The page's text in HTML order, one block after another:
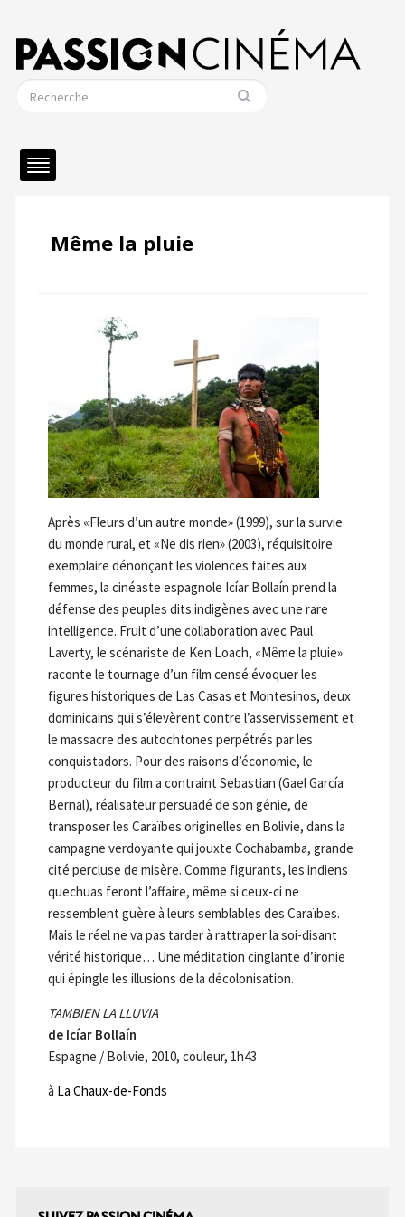
Même la pluie
Après «Fleurs d’un autre monde» (1999), sur la survie
du monde rural, et «Ne dis rien» (2003), réquisitoire
exemplaire dénonçant les violences faites aux
femmes, la cinéaste espagnole Icíar Bollaín prend la
défense des peuples dits indigènes avec une rare
intelligence. Fruit d’une collaboration avec Paul
Laverty, le scénariste de Ken Loach, «Même la pluie»
raconte le tournage d’un film censé évoquer les
figures historiques de Las Casas et Montesinos, deux
dominicains qui s’élevèrent contre l’asservissement et
le massacre des autochtones perpétrés par les
conquistadors. Pour des raisons d’économie, le
producteur du film a contraint Sebastian (Gael García
Bernal), réalisateur persuadé de son génie, de
transposer les Caraïbes originelles en Bolivie, dans la
campagne verdoyante qui jouxte Cochabamba, grande
cité percluse de misère. Comme figurants, les indiens
quechuas feront l’affaire, même si ceux-ci ne
ressemblent guère à leurs semblables des Caraïbes.
Mais le réel ne va pas tarder à rattraper la soi-disant
vérité historique… Une méditation cinglante d’ironie
qui épingle les illusions de la décolonisation.
TAMBIEN LA LLUVIA
de Icíar Bollaín
Espagne / Bolivie, 2010, couleur, 1h43
à La Chaux-de-Fonds